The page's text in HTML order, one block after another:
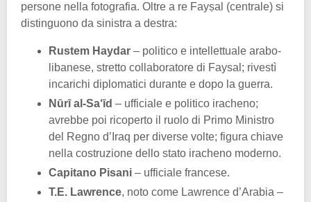
persone nella fotografia. Oltre a re Fayṣal (centrale) si
distinguono da sinistra a destra:
Rustem Haydar – politico e intellettuale arabo-
libanese, stretto collaboratore di Faysal; rivestì
incarichi diplomatici durante e dopo la guerra.
Nūrī al-Sa‘īd – ufficiale e politico iracheno;
avrebbe poi ricoperto il ruolo di Primo Ministro
del Regno d’Iraq per diverse volte; figura chiave
nella costruzione dello stato iracheno moderno.
Capitano Pisani – ufficiale francese.
T.E. Lawrence, noto come Lawrence d’Arabia –